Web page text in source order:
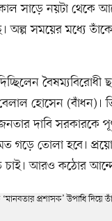
সাড়ে নয়টা থেকে
অল্প সময়ের মধ্যে
বৈষম্যবিরোধী
হোসেন (বাঁধন)।
দাবি সরকারকে
গড়ে তোলা হবে।
চাই। আরও কঠোর